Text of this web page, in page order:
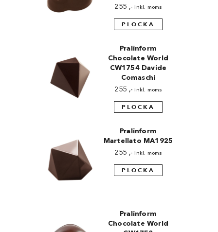
255 ,- inkl. moms
PLOCKA
Pralinform
Chocolate World
CW1754 Davide
Comaschi
255 ,- inkl. moms
PLOCKA
Pralinform
Martellato MA1925
255 ,- inkl. moms
PLOCKA
Pralinform
Chocolate World